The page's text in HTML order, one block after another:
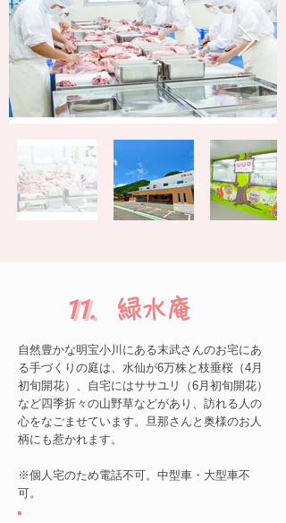
緑水庵
11.
自然豊かな明宝小川にある末武さんのお宅にあ
る手づくりの庭は、水仙が6万株と枝垂桜（4月
初旬開花）、自宅にはササユリ（6月初旬開花）
など四季折々の山野草などがあり、訪れる人の
心をなごませています。​旦那さんと奥様のお人
柄にも惹かれます。
※個人宅のため電話不可。中型車・大型車不
可。